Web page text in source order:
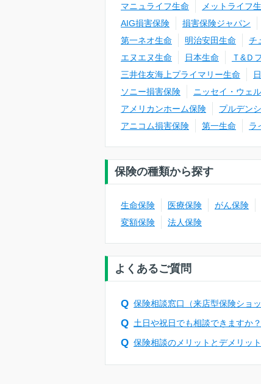
マニュライフ生命
メットライフ
AIG損害保険
損害保険ジャパン
第一ネオ生命
明治安田生命 チ
エヌエヌ生命
日本生命 Ｔ&Ｄ
三井住友海上プライマリー生命
ソニー損害保険
ニッセイ・ウェ
アメリカンホーム保険
プルデン
アニコム損害保険
第一生命 ラ
保険の種類から探す
生命保険 医療保険 がん保険
変額保険
法人保険
よくあるご質問
保険相談窓口（来店型保険ショ
土日や祝日でも相談できますか？
保険相談のメリットとデメリッ